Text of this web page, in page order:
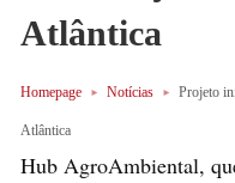
Atlântica
Homepage Notícias Projeto
Atlântica
Hub AgroAmbiental,